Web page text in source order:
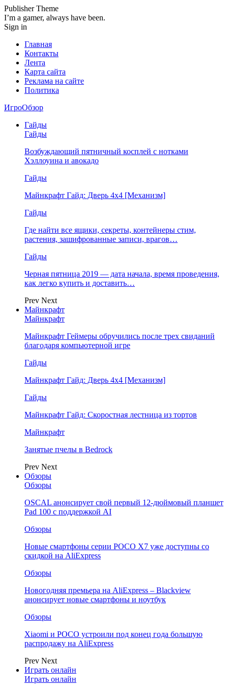
Publisher Theme
I’m a gamer, always have been.
Sign in
Главная
Контакты
Лента
Карта сайта
Реклама на сайте
Политика
ИгроОбзор
Гайды
Гайды
Возбуждающий пятничный косплей с нотками
Хэллоуина и авокадо
Гайды
Майнкрафт Гайд: Дверь 4х4 [Механизм]
Гайды
Где найти все ящики, секреты, контейнеры стим,
растения, зашифрованные записи, врагов…
Гайды
Черная пятница 2019 — дата начала, время проведения,
как легко купить и доставить…
Prev Next
Майнкрафт
Майнкрафт
Майнкрафт Геймеры обручились после трех свиданий
благодаря компьютерной игре
Гайды
Майнкрафт Гайд: Дверь 4х4 [Механизм]
Гайды
Майнкрафт Гайд: Скоростная лестница из тортов
Майнкрафт
Занятые пчелы в Bedrock
Prev Next
Обзоры
Обзоры
OSCAL анонсирует свой первый 12-дюймовый планшет
Pad 100 с поддержкой AI
Обзоры
Новые смартфоны серии POCO X7 уже доступны со
скидкой на AliExpress
Обзоры
Новогодняя премьера на AliExpress – Blackview
анонсирует новые смартфоны и ноутбук
Обзоры
Xiaomi и POCO устроили под конец года большую
распродажу на AliExpress
Prev Next
Играть онлайн
Играть онлайн